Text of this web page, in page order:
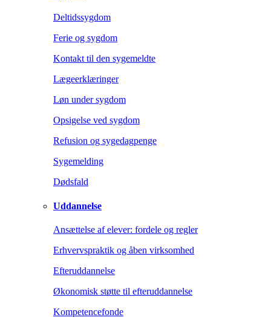
Deltidssygdom
Ferie og sygdom
Kontakt til den sygemeldte
Lægeerklæringer
Løn under sygdom
Opsigelse ved sygdom
Refusion og sygedagpenge
Sygemelding
Dødsfald
Uddannelse
Ansættelse af elever: fordele og regler
Erhvervspraktik og åben virksomhed
Efteruddannelse
Økonomisk støtte til efteruddannelse
Kompetencefonde